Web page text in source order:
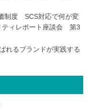
制度 SCS対応で何が変
ティレポート座談会 第3
れるブランドが実践する